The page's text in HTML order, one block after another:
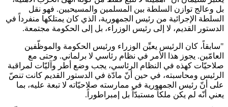
بل وعالج توازن السلطة بين المسلمين والمسيحيين. فهو نقل
السلطة الإجرائية من رئيس الجمهورية، الذي كان يمتلكها منفرداً في
الدستور القديم، لا إلى رئيس الوزراء، بل إلى الحكومة مجتمعة.
"سابقاً، كان الرئيس يعيِّن الوزراء ورئيس الحكومة والموظّفين
العامّين. يجوز هذا الأمر في نظام رئاسي لا برلماني. وحتى مع
صلاحيّات كهذه في النظام الرئاسي، يجب وضع أطر وآليّات لمراقبة
الرئيس ومحاسبته، في حين أنّ مادّة في الدستور القديم كانت تنصّ
على أنّ رئيس الجمهورية في ممارسته صلاحيّاته لا تبعة عليه، بما
يعني أنّه لم يكن ملكاً مستبدّاً بل إمبراطوراً.